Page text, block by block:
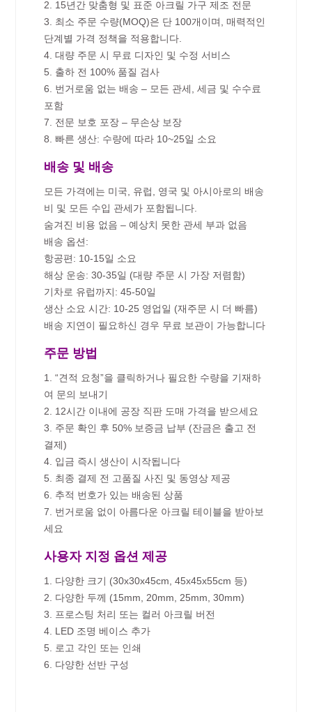
2. 15년간 맞춤형 및 표준 아크릴 가구 제조 전문
3. 최소 주문 수량(MOQ)은 단 100개이며, 매력적인
단계별 가격 정책을 적용합니다.
4. 대량 주문 시 무료 디자인 및 수정 서비스
5. 출하 전 100% 품질 검사
6. 번거로움 없는 배송 – 모든 관세, 세금 및 수수료
포함
7. 전문 보호 포장 – 무손상 보장
8. 빠른 생산: 수량에 따라 10~25일 소요
배송 및 배송
모든 가격에는 미국, 유럽, 영국 및 아시아로의 배송
비 및 모든 수입 관세가 포함됩니다.
숨겨진 비용 없음 – 예상치 못한 관세 부과 없음
배송 옵션:
항공편: 10-15일 소요
해상 운송: 30-35일 (대량 주문 시 가장 저렴함)
기차로 유럽까지: 45-50일
생산 소요 시간: 10-25 영업일 (재주문 시 더 빠름)
배송 지연이 필요하신 경우 무료 보관이 가능합니다
주문 방법
1. “견적 요청”을 클릭하거나 필요한 수량을 기재하
여 문의 보내기
2. 12시간 이내에 공장 직판 도매 가격을 받으세요
3. 주문 확인 후 50% 보증금 납부 (잔금은 출고 전
결제)
4. 입금 즉시 생산이 시작됩니다
5. 최종 결제 전 고품질 사진 및 동영상 제공
6. 추적 번호가 있는 배송된 상품
7. 번거로움 없이 아름다운 아크릴 테이블을 받아보
세요
사용자 지정 옵션 제공
1. 다양한 크기 (30x30x45cm, 45x45x55cm 등)
2. 다양한 두께 (15mm, 20mm, 25mm, 30mm)
3. 프로스팅 처리 또는 컬러 아크릴 버전
4. LED 조명 베이스 추가
5. 로고 각인 또는 인쇄
6. 다양한 선반 구성